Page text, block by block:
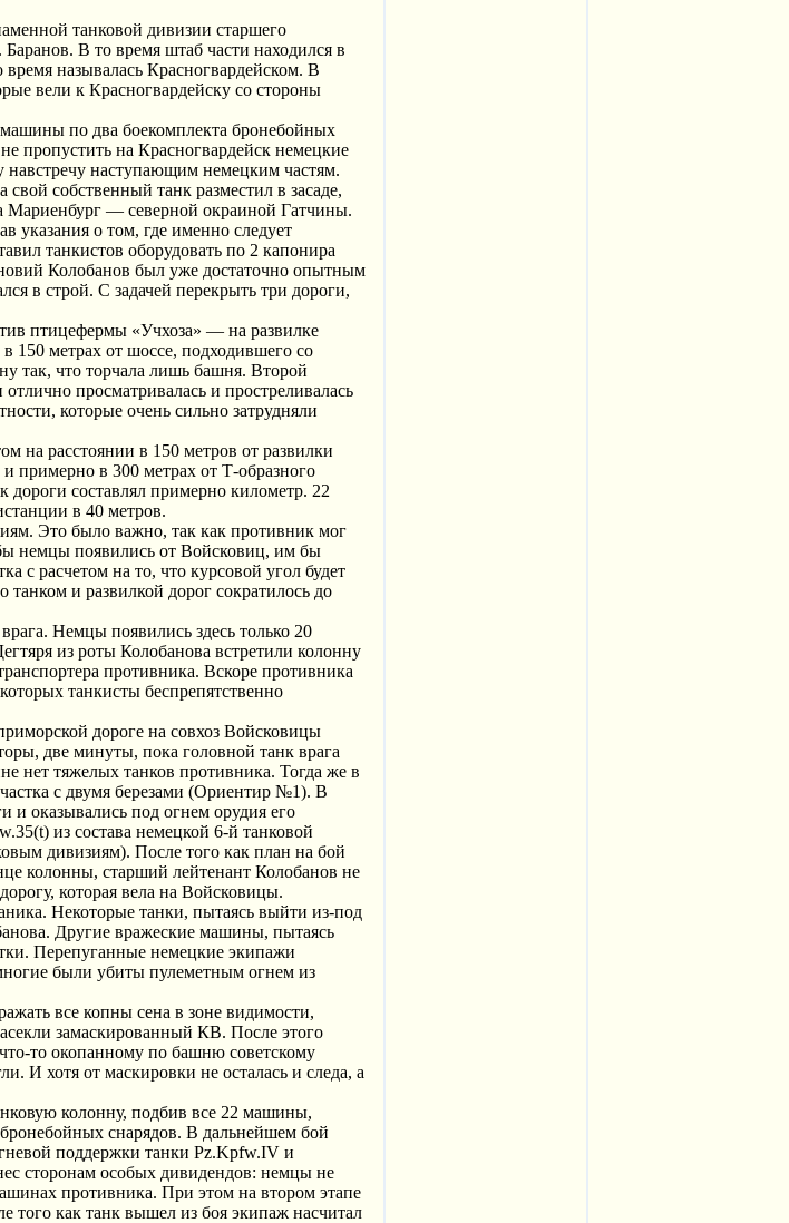
танковой дивизии старшего
В то время штаб части находился в
называлась Красногвардейском. В
вели к Красногвардейску со стороны
по два боекомплекта бронебойных
пропустить на Красногвардейск немецкие
навстречу наступающим немецким частям.
собственный танк разместил в засаде,
Мариенбург — северной окраиной Гатчины.
указания о том, где именно следует
танкистов оборудовать по 2 капонира
Колобанов был уже достаточно опытным
в строй. С задачей перекрыть три дороги,
птицефермы «Учхоза» — на развилке
150 метрах от шоссе, подходившего со
так, что торчала лишь башня. Второй
просматривалась и простреливалась
которые очень сильно затрудняли
на расстоянии в 150 метров от развилки
примерно в 300 метрах от Т-образного
составлял примерно километр. 22
в 40 метров.
Это было важно, так как противник мог
немцы появились от Войсковиц, им бы
с расчетом на то, что курсовой угол будет
и развилкой дорог сократилось до
Немцы появились здесь только 20
из роты Колобанова встретили колонну
противника. Вскоре противника
танкисты беспрепятственно
дороге на совхоз Войсковицы
две минуты, пока головной танк врага
нет тяжелых танков противника. Тогда же в
с двумя березами (Ориентир №1). В
и оказывались под огнем орудия его
из состава немецкой 6-й танковой
дивизиям). После того как план на бой
колонны, старший лейтенант Колобанов не
которая вела на Войсковицы.
Некоторые танки, пытаясь выйти из-под
Другие вражеские машины, пытаясь
Перепуганные немецкие экипажи
были убиты пулеметным огнем из
все копны сена в зоне видимости,
замаскированный КВ. После этого
то окопанному по башню советскому
И хотя от маскировки не осталась и следа, а
колонну, подбив все 22 машины,
снарядов. В дальнейшем бой
поддержки танки Pz.Kpfw.IV и
сторонам особых дивидендов: немцы не
противника. При этом на втором этапе
того как танк вышел из боя экипаж насчитал